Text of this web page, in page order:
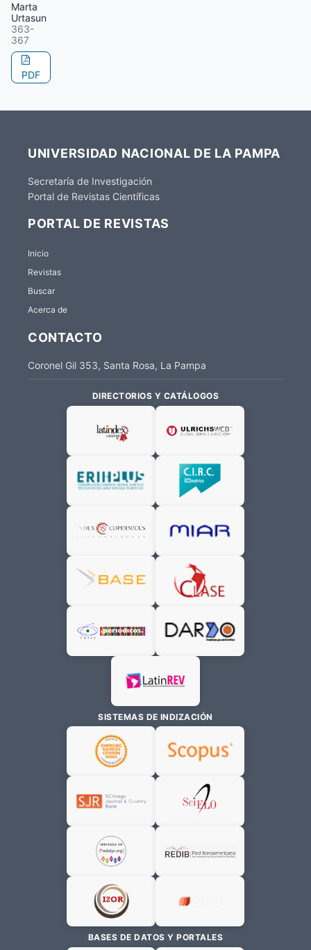
Marta
Urtasun
363-
367
PDF
UNIVERSIDAD NACIONAL DE LA PAMPA
Secretaría de Investigación
Portal de Revistas Científicas
PORTAL DE REVISTAS
Inicio
Revistas
Buscar
Acerca de
CONTACTO
Coronel Gil 353, Santa Rosa, La Pampa
DIRECTORIOS Y CATÁLOGOS
SISTEMAS DE INDIZACIÓN
BASES DE DATOS Y PORTALES